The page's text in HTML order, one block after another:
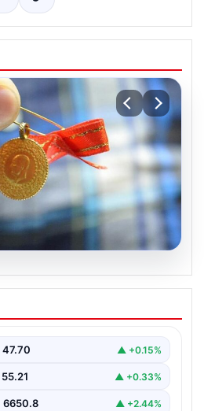
8 Nisan 2026: Altın
oldu? Gram, çeyrek,
47.70 ▲ +0.15%
55.21 ▲ +0.33%
6650.8 ▲ +2.44%